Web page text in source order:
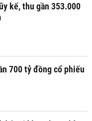
kế, thu gần 353.000
700 tỷ đồng cổ phiếu